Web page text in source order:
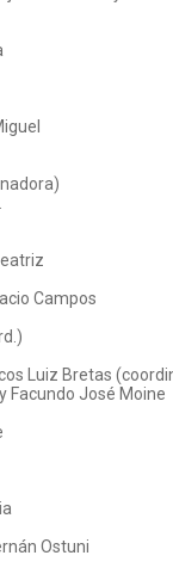
Campos
Luiz Bretas
Facundo José Moine
Ostuni